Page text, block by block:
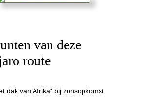
van deze
route
dak van Afrika" bij zonsopkomst